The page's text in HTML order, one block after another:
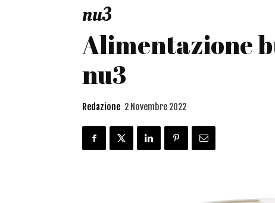
nu3
Alimentazione
nu3
Redazione 2 Novembre 2022